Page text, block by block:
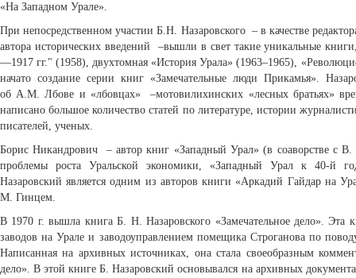
«На Западном Урале».
При непосредственном участии Б.Н. Назаровского – в качестве
автора исторических введений –вышли в свет такие уникальные
—1917 гг." (1958), двухтомная «История Урала» (1963–1965),
начато создание серии книг «Замечательные люди Прикамья».
об А.М. Лбове и «лбовцах» –мотовилихинских «лесных братьях»
написано большое количество статей по литературе, истории
писателей, ученых.
Борис Никандрович – автор книг «Западный Урал» (в соаворстве с
проблемы роста Уральской экономики, «Западный Урал к 40-й
Назаровский является одним из авторов книги «Аркадий Гайдар на
М. Гинцем.
В 1970 г. вышла книга Б. Н. Назаровского «Замечательное дело». Эта
заводов на Урале и заводоуправлением помещика Строганова по
Написанная на архивных источниках, она стала своеобразным
дело». В этой книге Б. Назаровский основывался на архивных